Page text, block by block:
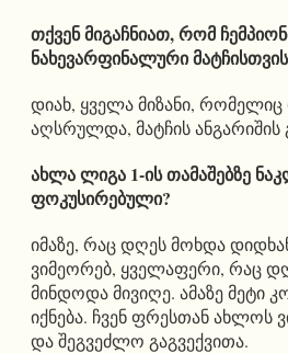
თქვენ მიგაჩნიათ, რომ
ნახევარფინალური
დიახ, ყველა მიზანი,
აღსრულდა, მატჩის ანგარიშის
ახლა ლიგა 1-ის თამაშებზე
ფოკუსირებული?
იმაზე, რაც დღეს მოხდა
ვიმეორებ, ყველაფერი, რაც
მინდოდა მივიღე. ამაზე მეტი
იქნება. ჩვენ ფრესთან ახლოს
და შეგვეძლო გაგვექვითა.